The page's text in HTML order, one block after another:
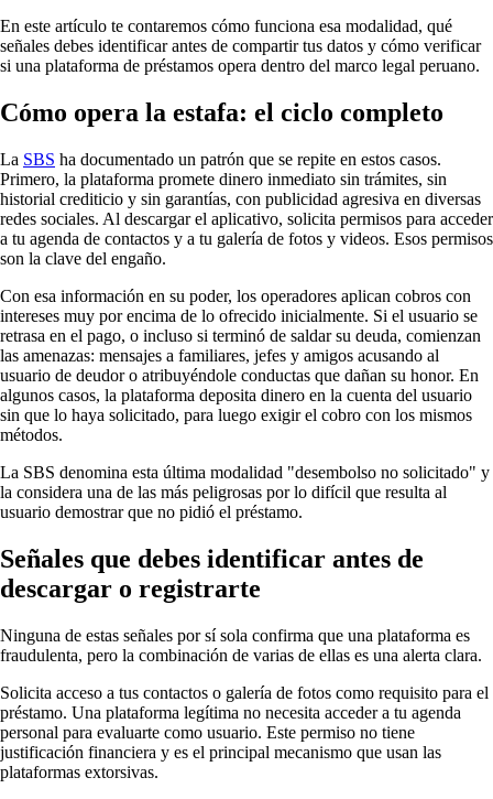
En este artículo te contaremos cómo funciona esa modalidad, qué
señales debes identificar antes de compartir tus datos y cómo verificar
si una plataforma de préstamos opera dentro del marco legal peruano.
Cómo opera la estafa: el ciclo completo
La SBS ha documentado un patrón que se repite en estos casos.
Primero, la plataforma promete dinero inmediato sin trámites, sin
historial crediticio y sin garantías, con publicidad agresiva en diversas
redes sociales. Al descargar el aplicativo, solicita permisos para acceder
a tu agenda de contactos y a tu galería de fotos y videos. Esos permisos
son la clave del engaño.
Con esa información en su poder, los operadores aplican cobros con
intereses muy por encima de lo ofrecido inicialmente. Si el usuario se
retrasa en el pago, o incluso si terminó de saldar su deuda, comienzan
las amenazas: mensajes a familiares, jefes y amigos acusando al
usuario de deudor o atribuyéndole conductas que dañan su honor. En
algunos casos, la plataforma deposita dinero en la cuenta del usuario
sin que lo haya solicitado, para luego exigir el cobro con los mismos
métodos.
La SBS denomina esta última modalidad "desembolso no solicitado" y
la considera una de las más peligrosas por lo difícil que resulta al
usuario demostrar que no pidió el préstamo.
Señales que debes identificar antes de
descargar o registrarte
Ninguna de estas señales por sí sola confirma que una plataforma es
fraudulenta, pero la combinación de varias de ellas es una alerta clara.
Solicita acceso a tus contactos o galería de fotos como requisito para el
préstamo. Una plataforma legítima no necesita acceder a tu agenda
personal para evaluarte como usuario. Este permiso no tiene
justificación financiera y es el principal mecanismo que usan las
plataformas extorsivas.